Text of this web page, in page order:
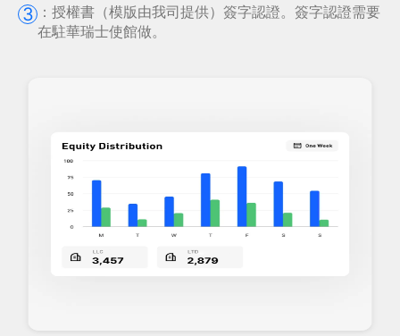
3 ： 授權書（模版由我司提供）簽字認證。簽字認證需要
在駐華瑞士使館做。